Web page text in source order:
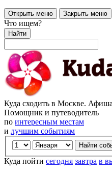
Открыть меню Закрыть меню
Что ищем?
Найти
Куда сходить в Москве. Афиша
Помощник и путеводитель
по интересным местам
и лучшим событиям
Куда пойти сегодня завтра в